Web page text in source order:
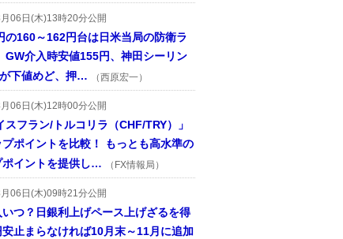
06日(木)13時20分公開
の160～162円台は日米当局の防衛ラ
GW介入時安値155円、神田シーリン
下値めど、押…
（西原宏一）
06日(木)12時00分公開
スフラン/トルコリラ（CHF/TRY）」
ポイントを比較！ もっとも高水準の
ポイントを提供し…
（FX情報局）
06日(木)09時21分公開
つ？日銀利上げペース上げざるを得
止まらなければ10月末～11月に追加